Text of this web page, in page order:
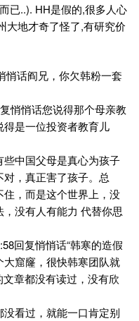
已..). HH是假的,很多人心
大地才奇了怪了,有研究价
悄话阎兄，你欠韩粉一套
悄悄话您说得那个母亲教
是一位投资者教育儿
中国父母是真心为孩子
，真正害了孩子。总
，而是这个世界上，没
没有人有能力 代替你思
回复悄悄话“韩寒的造假
窟窿，很快韩寒团队就
章都没有读过，没有欣
看过，就能一口肯定别